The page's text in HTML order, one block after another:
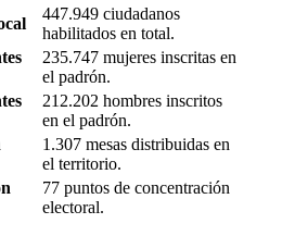
447.949 ciudadanos
habilitados en total.
235.747 mujeres inscritas en
el padrón.
212.202 hombres inscritos
en el padrón.
1.307 mesas distribuidas en
el territorio.
77 puntos de concentración
electoral.